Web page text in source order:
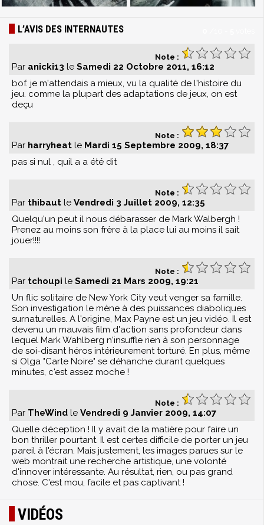
L’AVIS DES INTERNAUTES
Note :
Par anicki13 le Samedi 22 Octobre 2011, 16:12
bof. je m'attendais a mieux, vu la qualité de l'histoire du
jeu. comme la plupart des adaptations de jeux, on est
deçu
Note :
Par harryheat le Mardi 15 Septembre 2009, 18:37
pas si nul , quil a a été dit
Note :
Par thibaut le Vendredi 3 Juillet 2009, 12:35
Quelqu'un peut il nous débarasser de Mark Walbergh !
Prenez au moins son frère à la place lui au moins il sait
jouer!!!!
Note :
Par tchoupi le Samedi 21 Mars 2009, 19:21
Un flic solitaire de New York City veut venger sa famille.
Son investigation le mène à des puissances diaboliques
surnaturelles. A l'origine, Max Payne est un jeu vidéo. Il est
devenu un mauvais film d'action sans profondeur dans
lequel Mark Wahlberg n'insuffle rien à son personnage
de soi-disant héros intérieurement torturé. En plus, même
si Olga "Carte Noire" se déhanche durant quelques
minutes, c'est assez moche !
Note :
Par TheWind le Vendredi 9 Janvier 2009, 14:07
Quelle déception ! Il y avait de la matière pour faire un
bon thriller pourtant. Il est certes difficile de porter un jeu
pareil à l'écran. Mais justement, les images parues sur le
web montrait une recherche artistique, une volonté
d'innover intéressante. Au résultat, rien, ou pas grand
chose. C'est mou, facile et pas captivant !
VIDÉOS